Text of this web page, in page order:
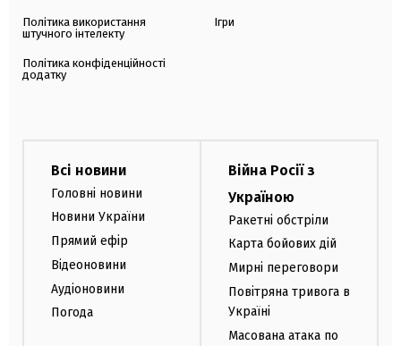
Політика використання
штучного інтелекту
Політика конфіденційності
додатку
Ігри
Всі новини
Головні новини
Новини України
Прямий ефір
Відеоновини
Аудіоновини
Погода
Війна Росії з
Україною
Ракетні обстріли
Карта бойових дій
Мирні переговори
Повітряна тривога в
Україні
Масована атака по